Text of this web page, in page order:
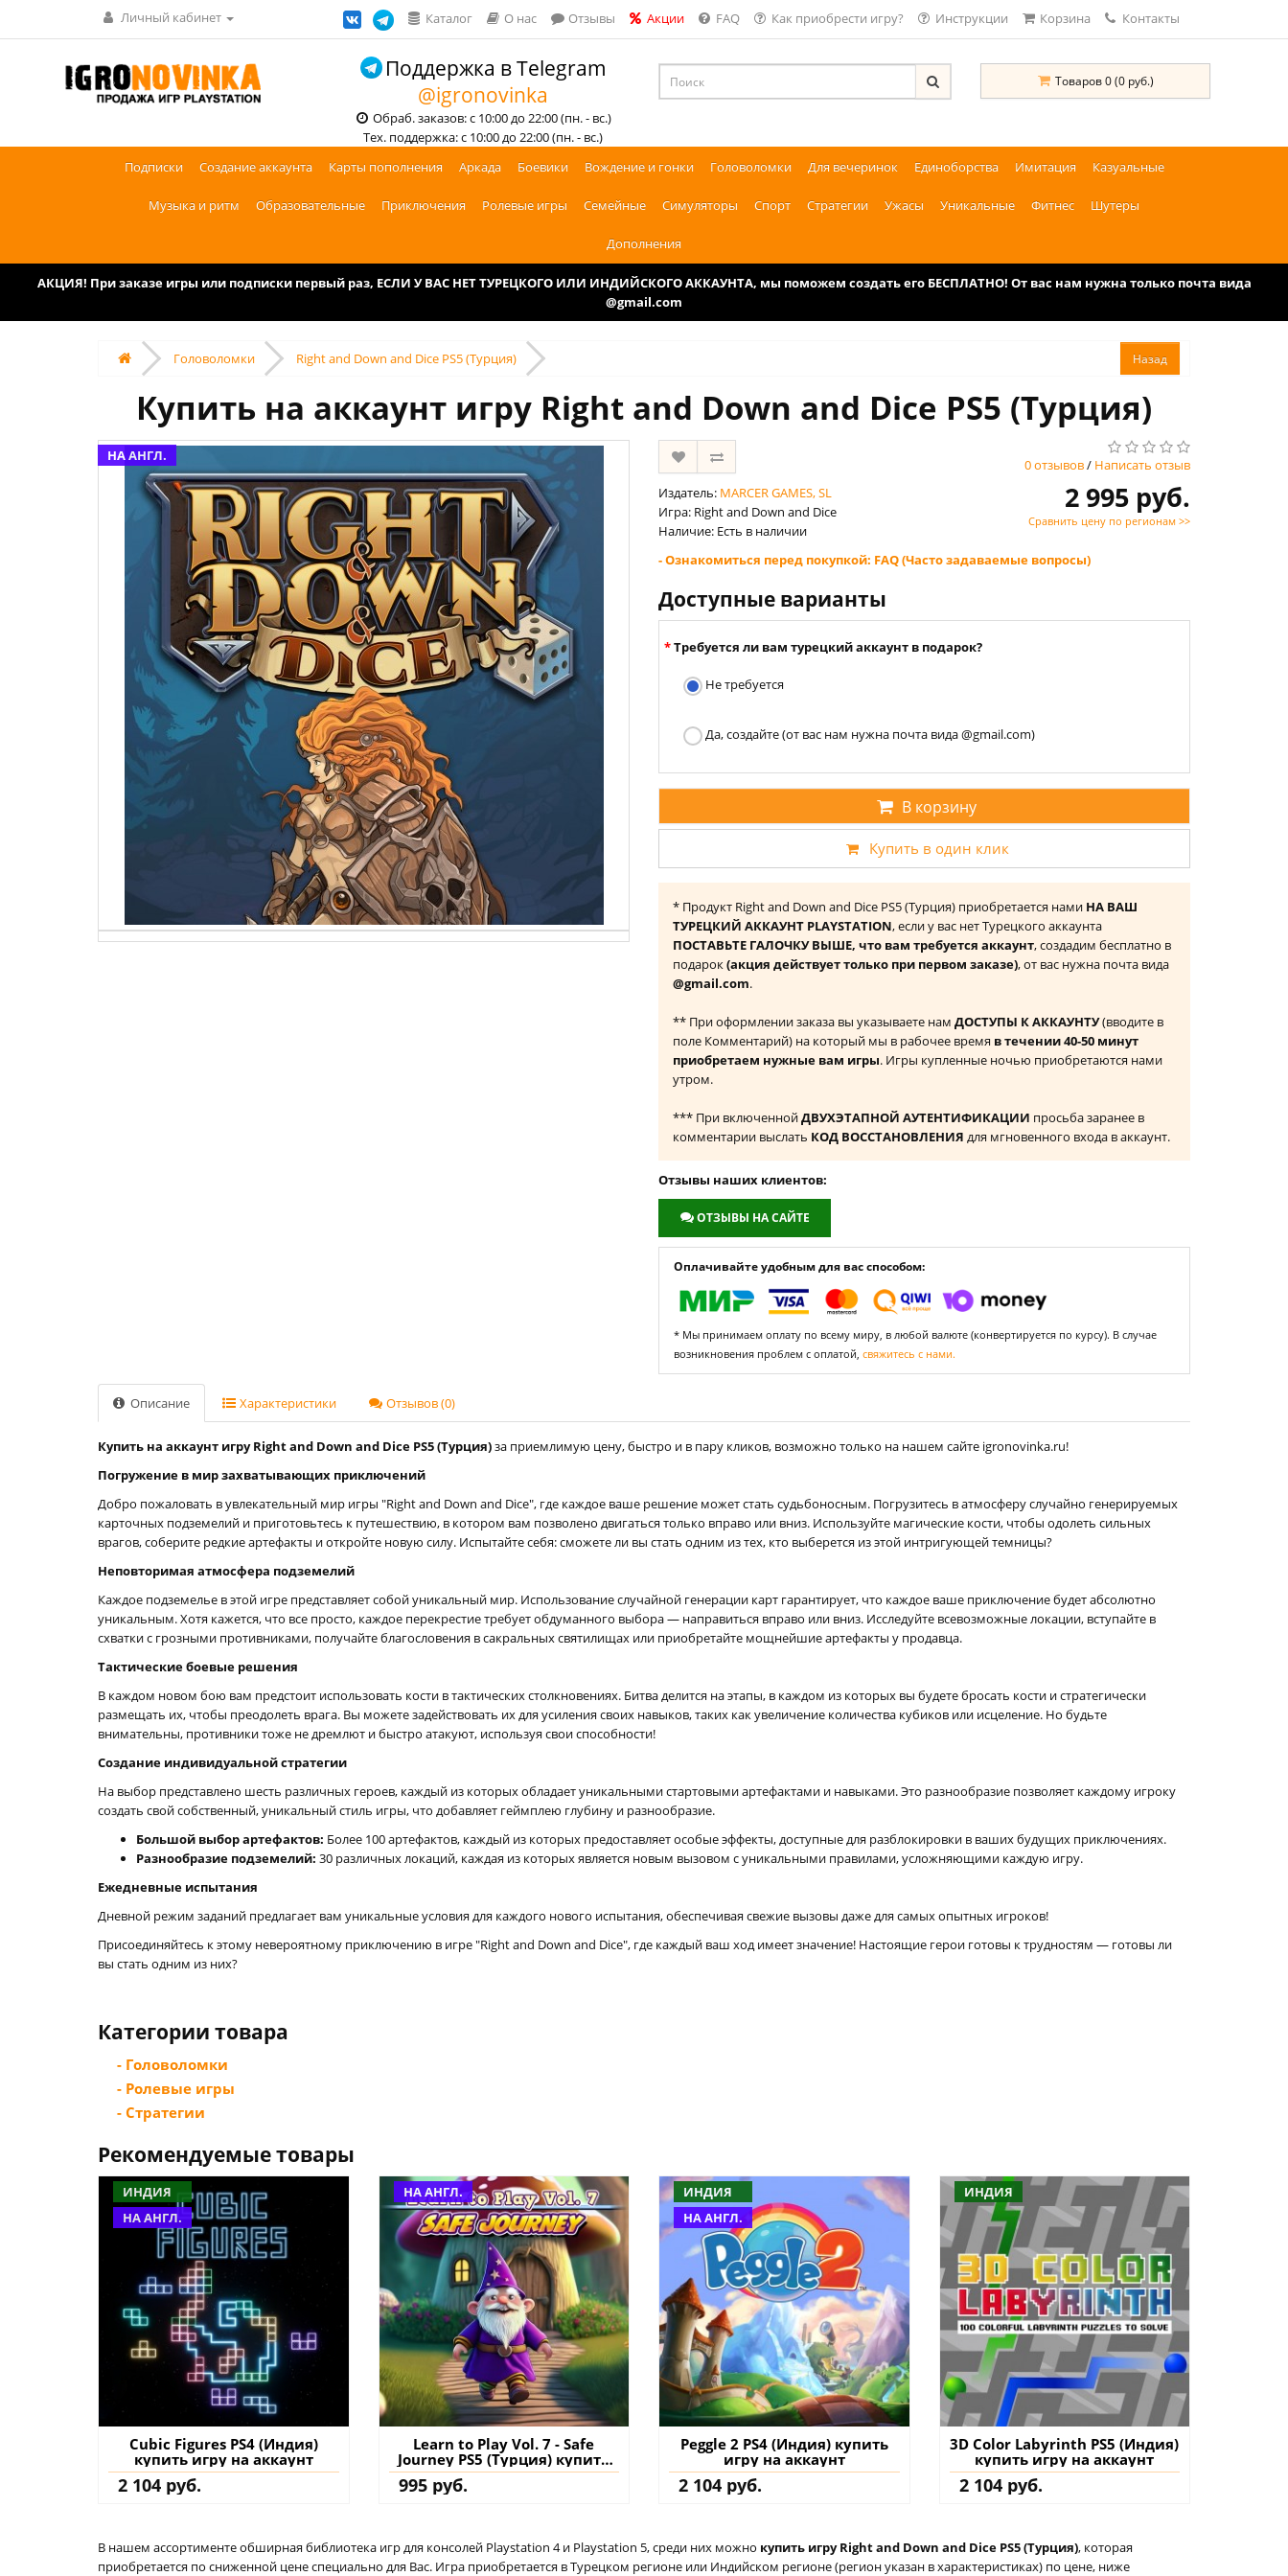
Личный кабинет Каталог О нас Отзывы Акции FAQ Как приобрести игру? Инструкции Корзина Контакты
Поддержка в Telegram
@igronovinka
Обраб. заказов: с 10:00 до 22:00 (пн. - вс.)
Тех. поддержка: с 10:00 до 22:00 (пн. - вс.)
Товаров 0 (0 руб.)
Подписки Создание аккаунта Карты пополнения Аркада Боевики Вождение и гонки Головоломки Для вечеринок Единоборства Имитация Казуальные
Музыка и ритм Образовательные Приключения Ролевые игры Семейные Симуляторы Спорт Стратегии Ужасы Уникальные Фитнес Шутеры
Дополнения
АКЦИЯ! При заказе игры или подписки первый раз, ЕСЛИ У ВАС НЕТ ТУРЕЦКОГО ИЛИ ИНДИЙСКОГО АККАУНТА, мы поможем создать его БЕСПЛАТНО! От вас нам нужна только почта вида
@gmail.com
Головоломки Right and Down and Dice PS5 (Турция)
Купить на аккаунт игру Right and Down and Dice PS5 (Турция)
НА АНГЛ.
0 отзывов/ Написать отзыв
Издатель: MARCER GAMES, SL
Игра: Right and Down and Dice
Наличие: Есть в наличии
2 995 руб.
Сравнить цену по регионам >>
- Ознакомиться перед покупкой: FAQ (Часто задаваемые вопросы)
Доступные варианты
Требуется ли вам турецкий аккаунт в подарок?
Не требуется
Да, создайте (от вас нам нужна почта вида @gmail.com)
В корзину
Купить в один клик
* Продукт Right and Down and Dice PS5 (Турция) приобретается нами НА ВАШ
ТУРЕЦКИЙ АККАУНТ PLAYSTATION, если у вас нет Турецкого аккаунта
ПОСТАВЬТЕ ГАЛОЧКУ ВЫШЕ, что вам требуется аккаунт, создадим бесплатно в
подарок(акция действует только при первом заказе), от вас нужна почта вида
@gmail.com.
** При оформлении заказа вы указываете нам ДОСТУПЫ К АККАУНТУ(вводите в
поле Комментарий) на который мы в рабочее время в течении 40-50 минут
приобретаем нужные вам игры. Игры купленные ночью приобретаются нами
утром.
*** При включеннойДВУХЭТАПНОЙ АУТЕНТИФИКАЦИИ просьба заранее в
комментарии выслать КОД ВОССТАНОВЛЕНИЯ для мгновенного входа в аккаунт.
Отзывы наших клиентов:
ОТЗЫВЫ НА САЙТЕ
Оплачивайте удобным для вас способом:
* Мы принимаем оплату по всему миру, в любой валюте (конвертируется по курсу). В случае
возникновения проблем с оплатой, свяжитесь с нами.
Описание Характеристики Отзывов (0)
Купить на аккаунт игру Right and Down and Dice PS5 (Турция)за приемлимую цену, быстро и в пару кликов, возможно только на нашем сайте igronovinka.ru!
Погружение в мир захватывающих приключений
Добро пожаловать в увлекательный мир игры "Right and Down and Dice", где каждое ваше решение может стать судьбоносным. Погрузитесь в атмосферу случайно генерируемых
карточных подземелий и приготовьтесь к путешествию, в котором вам позволено двигаться только вправо или вниз. Используйте магические кости, чтобы одолеть сильных
врагов, соберите редкие артефакты и откройте новую силу. Испытайте себя: сможете ли вы стать одним из тех, кто выберется из этой интригующей темницы?
Неповторимая атмосфера подземелий
Каждое подземелье в этой игре представляет собой уникальный мир. Использование случайной генерации карт гарантирует, что каждое ваше приключение будет абсолютно
уникальным. Хотя кажется, что все просто, каждое перекрестие требует обдуманного выбора — направиться вправо или вниз. Исследуйте всевозможные локации, вступайте в
схватки с грозными противниками, получайте благословения в сакральных святилищах или приобретайте мощнейшие артефакты у продавца.
Тактические боевые решения
В каждом новом бою вам предстоит использовать кости в тактических столкновениях. Битва делится на этапы, в каждом из которых вы будете бросать кости и стратегически
размещать их, чтобы преодолеть врага. Вы можете задействовать их для усиления своих навыков, таких как увеличение количества кубиков или исцеление. Но будьте
внимательны, противники тоже не дремлют и быстро атакуют, используя свои способности!
Создание индивидуальной стратегии
На выбор представлено шесть различных героев, каждый из которых обладает уникальными стартовыми артефактами и навыками. Это разнообразие позволяет каждому игроку
создать свой собственный, уникальный стиль игры, что добавляет геймплею глубину и разнообразие.
Большой выбор артефактов: Более 100 артефактов, каждый из которых предоставляет особые эффекты, доступные для разблокировки в ваших будущих приключениях.
Разнообразие подземелий: 30 различных локаций, каждая из которых является новым вызовом с уникальными правилами, усложняющими каждую игру.
Ежедневные испытания
Дневной режим заданий предлагает вам уникальные условия для каждого нового испытания, обеспечивая свежие вызовы даже для самых опытных игроков!
Присоединяйтесь к этому невероятному приключению в игре "Right and Down and Dice", где каждый ваш ход имеет значение! Настоящие герои готовы к трудностям — готовы ли
вы стать одним из них?
Категории товара
- Головоломки
- Ролевые игры
- Стратегии
Рекомендуемые товары
ИНДИЯ
НА АНГЛ.
Cubic Figures PS4 (Индия)
купить игру на аккаунт
2 104 руб.
НА АНГЛ.
Learn to Play Vol. 7 - Safe
Journey PS5 (Турция) купить
игру на аккаунт
995 руб.
ИНДИЯ
НА АНГЛ.
Peggle 2 PS4 (Индия) купить
игру на аккаунт
2 104 руб.
ИНДИЯ
3D Color Labyrinth PS5 (Индия)
купить игру на аккаунт
2 104 руб.
В нашем ассортименте обширная библиотека игр для консолей Playstation 4 и Playstation 5, среди них можно купить игру Right and Down and Dice PS5 (Турция), которая
приобретается по сниженной цене специально для Вас. Игра приобретается в Турецком регионе или Индийском регионе (регион указан в характеристиках) по цене, ниже